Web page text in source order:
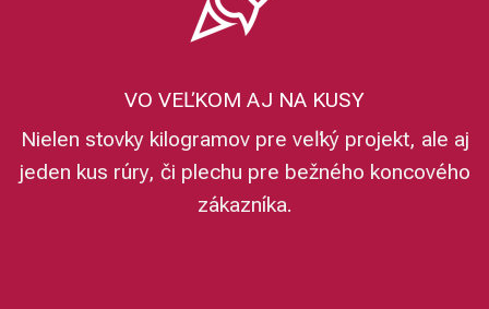
VO VEĽKOM AJ NA KUSY
Nielen stovky kilogramov pre veľký projekt, ale aj
jeden kus rúry, či plechu pre bežného koncového
zákazníka.